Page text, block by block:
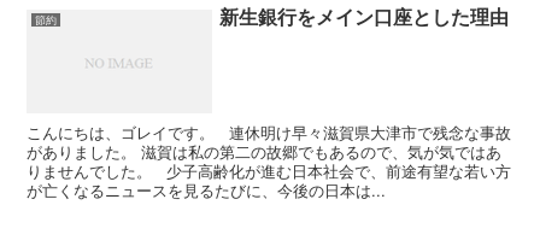
節約 新生銀行をメイン口座とした理由
こんにちは、ゴレイです。 連休明け早々滋賀県大津市で残念な事故
がありました。 滋賀は私の第二の故郷でもあるので、気が気ではあ
りませんでした。 少子高齢化が進む日本社会で、前途有望な若い方
が亡くなるニュースを見るたびに、今後の日本は...